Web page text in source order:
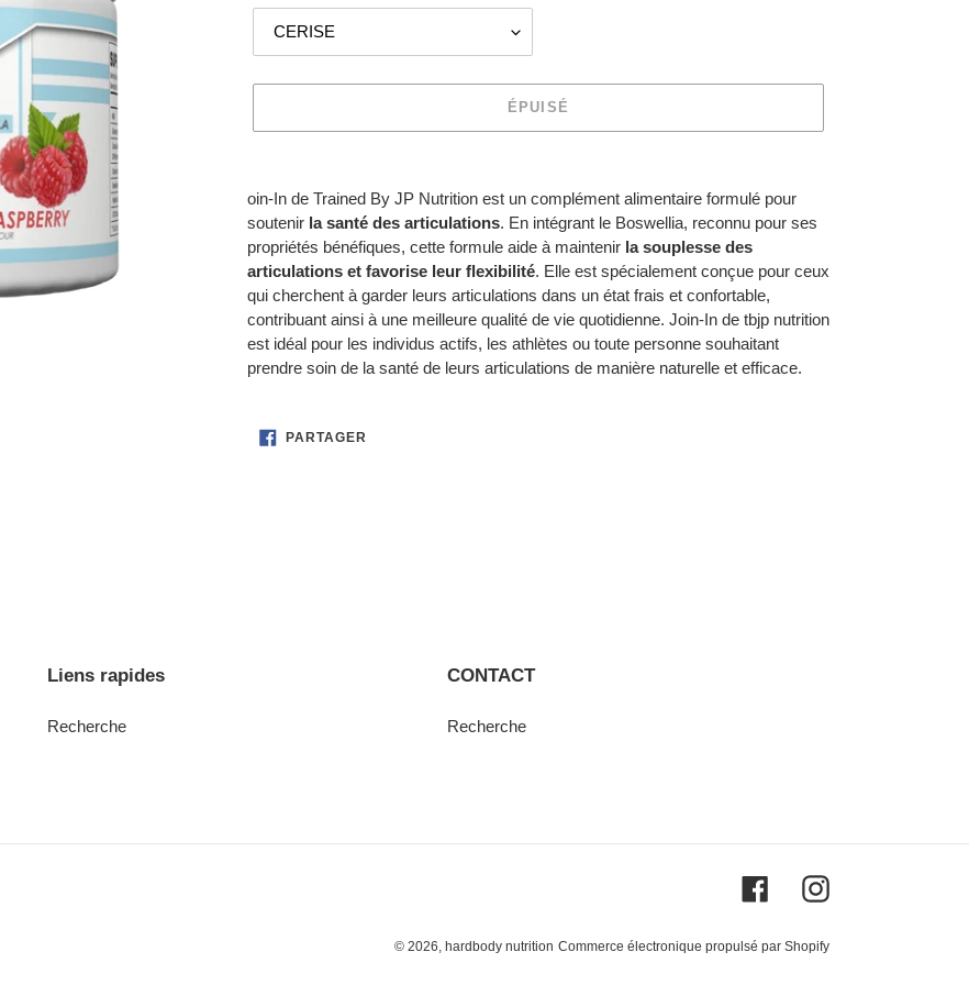
ÉPUISÉ
d'un
votre
panier
oin-In de Trained By JP Nutrition est un complément alimentaire formulé pour
soutenir la santé des articulations. En intégrant le Boswellia, reconnu pour ses
propriétés bénéfiques, cette formule aide à maintenir la souplesse des
articulations et favorise leur flexibilité. Elle est spécialement conçue pour ceux
qui cherchent à garder leurs articulations dans un état frais et confortable,
contribuant ainsi à une meilleure qualité de vie quotidienne. Join-In de tbjp nutrition
est idéal pour les individus actifs, les athlètes ou toute personne souhaitant
prendre soin de la santé de leurs articulations de manière naturelle et efficace.
PARTAGER
Liens rapides
Recherche
CONTACT
Recherche
FacebookInstagram
© 2026, hardbody nutrition Commerce électronique propulsé par Shopify